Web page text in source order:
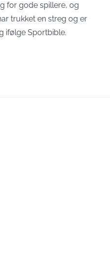
for gode spillere, og
trukket en streg og er
ifølge Sportbible.